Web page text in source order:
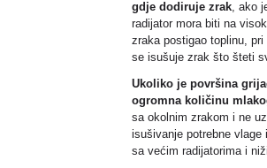
gdje dodiruje zrak, ako
radijator mora biti na
zraka postigao toplinu,
se isušuje zrak što šteti
Ukoliko je površina
ogromna količinu
sa okolnim zrakom i ne
isušivanje potrebne
sa većim radijatorima i